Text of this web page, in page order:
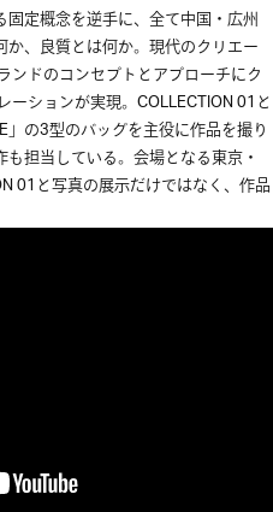
定概念を逆手に、全て中国・広州
、良質とは何か。現代のクリエー
ドのコンセプトとアプローチにク
ションが実現。COLLECTION 01と
」の3型のバッグを主役に作品を撮り
担当している。会場となる東京・
01と写真の展示だけではなく、作品